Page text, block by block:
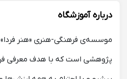
درباره آموزشگاه
موسسه‌ی فرهنگی-هنری «هنر
پژوهشی است که با هدف معرفی